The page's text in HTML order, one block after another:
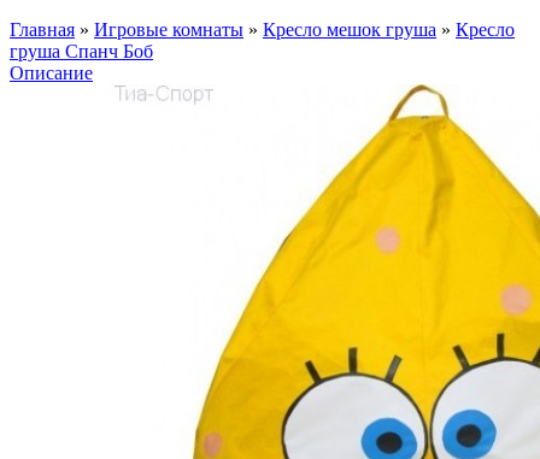
Главная » Игровые комнаты » Кресло мешок груша » Кресло
груша Спанч Боб
Описание